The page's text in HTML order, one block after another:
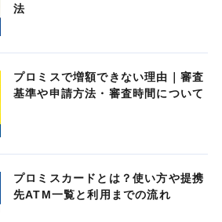
法
プロミスで増額できない理由｜審査
基準や申請方法・審査時間について
プロミスカードとは？使い方や提携
先ATM一覧と利用までの流れ